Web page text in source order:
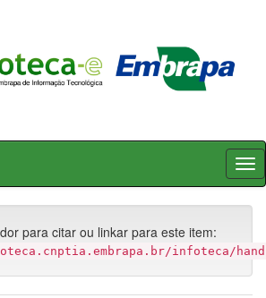
para citar ou linkar para este item:
infoteca/